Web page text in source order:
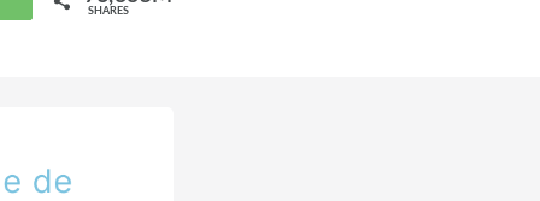
SHARES